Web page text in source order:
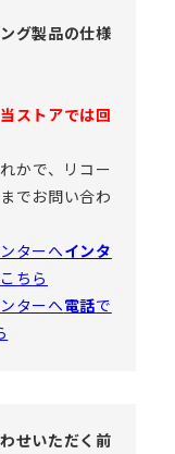
グ製品の仕様
ストアでは回
かで、リコー
でお問い合わ
ターへインタ
ちら
ターへ電話で
せいただく前